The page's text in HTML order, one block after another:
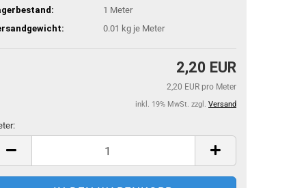
1 Meter
0.01 kg je Meter
2,20 EUR
2,20 EUR pro Meter
inkl. 19% MwSt. zzgl. Versand